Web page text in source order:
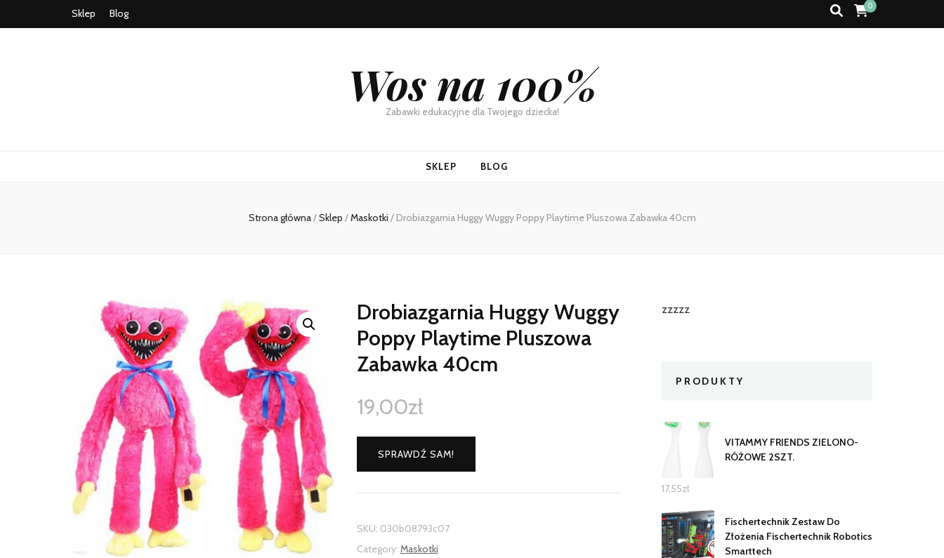
Sklep Blog
0
Wos na 100%
Zabawki edukacyjne dla Twojego dziecka!
SKLEP BLOG
Strona główna/Sklep /Maskotki / Drobiazgarnia Huggy Wuggy Poppy Playtime Pluszowa Zabawka 40cm
Drobiazgarnia Huggy Wuggy
Poppy Playtime Pluszowa
Zabawka 40cm
19,00zł
SPRAWDŹ SAM!
SKU: 030b08793c07
Category: Maskotki
zzzzz
PRODUKTY
VITAMMY FRIENDS ZIELONO-
RÓŻOWE 2SZT.
17,55zł
Fischertechnik Zestaw Do
Złożenia Fischertechnik Robotics
Smarttech